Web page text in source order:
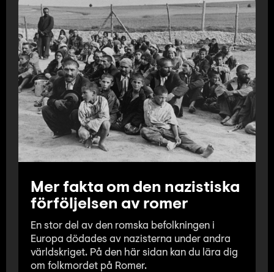
Mer fakta om den nazistiska
förföljelsen av romer
En stor del av den romska befolkningen i
Europa dödades av nazisterna under andra
världskriget. På den här sidan kan du lära dig
om folkmordet på Romer.